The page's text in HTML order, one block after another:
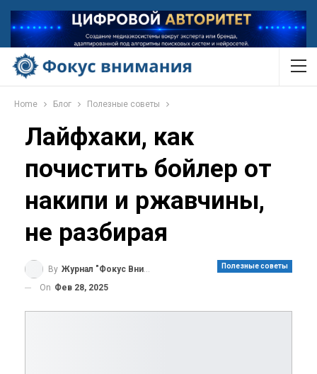
Home Блог Полезные советы
Лайфхаки, как
почистить бойлер от
накипи и ржавчины,
не разбирая
Полезные советы
By Журнал "Фокус Внимания"
On Фев 28, 2025